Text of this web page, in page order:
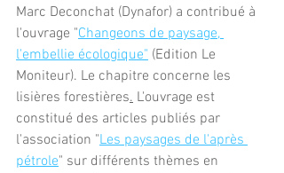
Marc Deconchat (Dynafor) a contribué à
l'ouvrage "Changeons de paysage,
l'embellie écologique" (Edition Le
Moniteur). Le chapitre concerne les
lisières forestières. L'ouvrage est
constitué des articles publiés par
l'association "Les paysages de l'après
pétrole" sur différents thèmes en